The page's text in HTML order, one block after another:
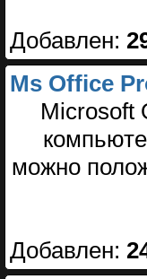
Добавлен:
Ms Office
Microsoft
можно
Добавлен: